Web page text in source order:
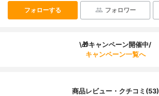
フォローする フォロワー
\🎁キャンペーン開催中/
キャンペーン一覧へ
商品レビュー・クチコミ(53)